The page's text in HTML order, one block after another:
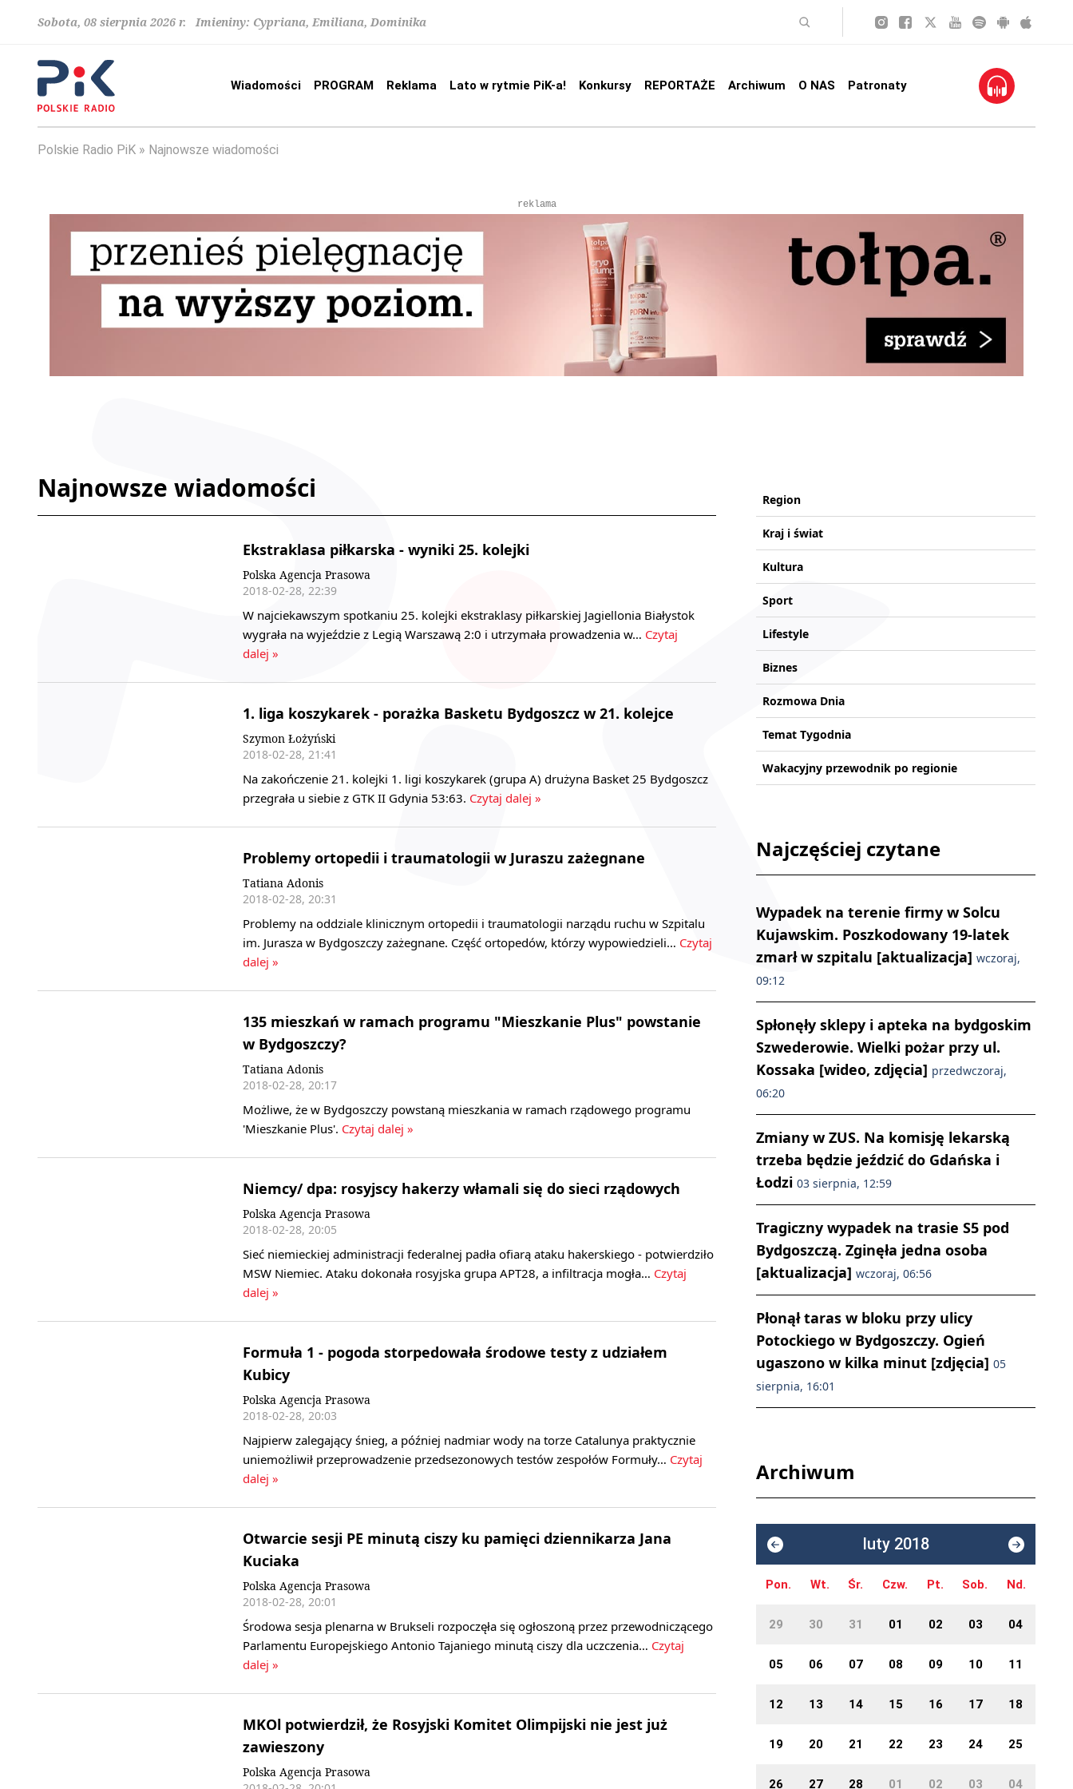
Sobota, 08 sierpnia 2026 r. Imieniny: Cypriana, Emiliana, Dominika
Wiadomości PROGRAM Reklama Lato w rytmie PiK-a! Konkursy REPORTAŻE Archiwum O NAS Patronaty
Polskie Radio PiK Najnowsze wiadomości
reklama
Najnowsze wiadomości
Ekstraklasa piłkarska - wyniki 25. kolejki
Polska Agencja Prasowa
2018-02-28, 22:39
W najciekawszym spotkaniu 25. kolejki ekstraklasy piłkarskiej Jagiellonia Białystok
wygrała na wyjeździe z Legią Warszawą 2:0 i utrzymała prowadzenia w… Czytaj
dalej »
1. liga koszykarek - porażka Basketu Bydgoszcz w 21. kolejce
Szymon Łożyński
2018-02-28, 21:41
Na zakończenie 21. kolejki 1. ligi koszykarek (grupa A) drużyna Basket 25 Bydgoszcz
przegrała u siebie z GTK II Gdynia 53:63. Czytaj dalej »
Problemy ortopedii i traumatologii w Juraszu zażegnane
Tatiana Adonis
2018-02-28, 20:31
Problemy na oddziale klinicznym ortopedii i traumatologii narządu ruchu w Szpitalu
im. Jurasza w Bydgoszczy zażegnane. Część ortopedów, którzy wypowiedzieli… Czytaj
dalej »
135 mieszkań w ramach programu "Mieszkanie Plus" powstanie
w Bydgoszczy?
Tatiana Adonis
2018-02-28, 20:17
Możliwe, że w Bydgoszczy powstaną mieszkania w ramach rządowego programu
'Mieszkanie Plus'. Czytaj dalej »
Niemcy/ dpa: rosyjscy hakerzy włamali się do sieci rządowych
Polska Agencja Prasowa
2018-02-28, 20:05
Sieć niemieckiej administracji federalnej padła ofiarą ataku hakerskiego - potwierdziło
MSW Niemiec. Ataku dokonała rosyjska grupa APT28, a infiltracja mogła… Czytaj
dalej »
Formuła 1 - pogoda storpedowała środowe testy z udziałem
Kubicy
Polska Agencja Prasowa
2018-02-28, 20:03
Najpierw zalegający śnieg, a później nadmiar wody na torze Catalunya praktycznie
uniemożliwił przeprowadzenie przedsezonowych testów zespołów Formuły… Czytaj
dalej »
Otwarcie sesji PE minutą ciszy ku pamięci dziennikarza Jana
Kuciaka
Polska Agencja Prasowa
2018-02-28, 20:01
Środowa sesja plenarna w Brukseli rozpoczęła się ogłoszoną przez przewodniczącego
Parlamentu Europejskiego Antonio Tajaniego minutą ciszy dla uczczenia… Czytaj
dalej »
MKOl potwierdził, że Rosyjski Komitet Olimpijski nie jest już
zawieszony
Polska Agencja Prasowa
Region
Kraj i świat
Kultura
Sport
Lifestyle
Biznes
Rozmowa Dnia
Temat Tygodnia
Wakacyjny przewodnik po regionie
Najczęściej czytane
Wypadek na terenie firmy w Solcu
Kujawskim. Poszkodowany 19-latek
zmarł w szpitalu [aktualizacja] wczoraj,
09:12
Spłonęły sklepy i apteka na bydgoskim
Szwederowie. Wielki pożar przy ul.
Kossaka [wideo, zdjęcia] przedwczoraj,
06:20
Zmiany w ZUS. Na komisję lekarską
trzeba będzie jeździć do Gdańska i
Łodzi 03 sierpnia, 12:59
Tragiczny wypadek na trasie S5 pod
Bydgoszczą. Zginęła jedna osoba
[aktualizacja] wczoraj, 06:56
Płonął taras w bloku przy ulicy
Potockiego w Bydgoszczy. Ogień
ugaszono w kilka minut [zdjęcia] 05
sierpnia, 16:01
Archiwum
luty 2018
Pon. Wt. Śr. Czw. Pt. Sob. Nd.
29 30 31 01 02 03 04
05 06 07 08 09 10 11
12 13 14 15 16 17 18
19 20 21 22 23 24 25
26 27 28 01 02 03 04